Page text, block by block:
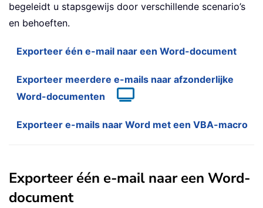
begeleidt u stapsgewijs door verschillende scenario’s
en behoeften.
Exporteer één e-mail naar een Word-document
Exporteer meerdere e-mails naar afzonderlijke
Word-documenten
Exporteer e-mails naar Word met een VBA-macro
Exporteer één e-mail naar een Word-
document